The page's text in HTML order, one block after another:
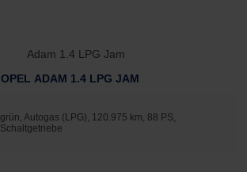
OPEL ADAM 1.4 LPG JAM
grün, Autogas (LPG), 120.975 km, 88 PS,
Schaltgetriebe